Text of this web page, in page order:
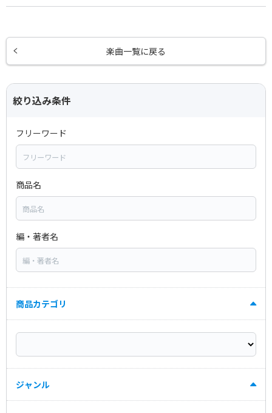
楽曲一覧に戻る
絞り込み条件
フリーワード
商品名
編・著者名
商品カテゴリ
ジャンル